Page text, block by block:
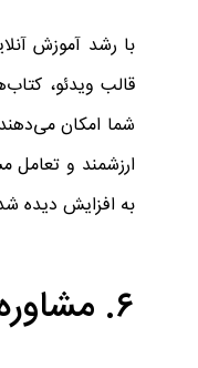
با رشد آموزش
قالب ویدئو،
شما امکان
ارزشمند و تعامل
به افزایش دیده
۶. مشاوره تخصصی؛ از تخصص خود پول درآورید